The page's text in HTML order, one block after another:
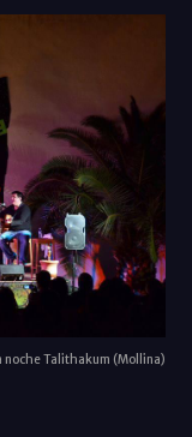
noche Talithakum (Mollina)